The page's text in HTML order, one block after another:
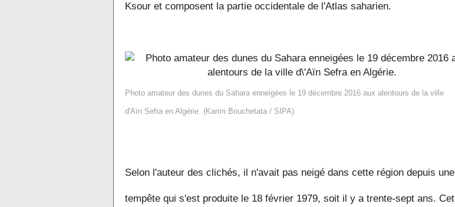
Ksour et composent la partie occidentale de l'Atlas saharien.
Photo amateur des dunes du Sahara enneigées le 19 décembre 2016 aux alentours de la ville
d'Aïn Sefra en Algérie. (Karim Bouchetata / SIPA)
Selon l'auteur des clichés, il n'avait pas neigé dans cette région depuis une
tempête qui s'est produite le 18 février 1979, soit il y a trente-sept ans. Cet